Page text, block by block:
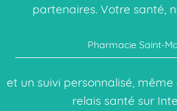
partenaires. Votre santé,
Pharmacie Saint-
et un suivi personnalisé,
relais santé sur